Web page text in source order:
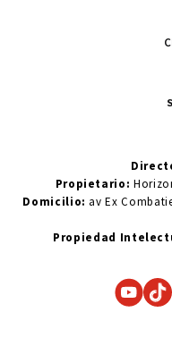
Propietario:
Domicilio: av Ex
Propiedad